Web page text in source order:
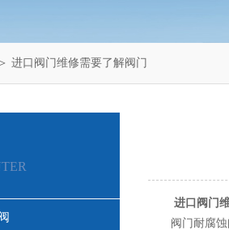
＞ 进口阀门维修需要了解阀门
进口阀门
阀门耐腐蚀问